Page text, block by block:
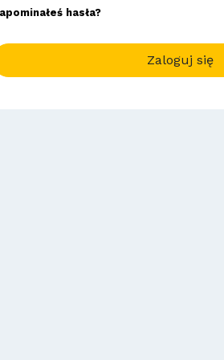
hasła?
Zaloguj się